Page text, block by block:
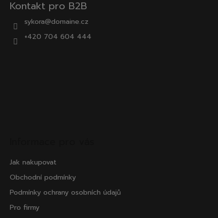
Kontakt pro B2B
sykora@domaine.cz
+420 704 604 444
Jak nakupovat
Obchodní podmínky
Podmínky ochrany osobních údajů
Pro firmy